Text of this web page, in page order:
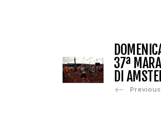
37ª
DI
Previous